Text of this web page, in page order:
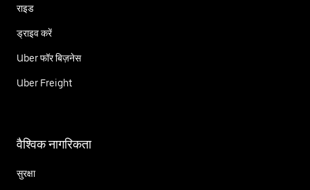
राइड
ड्राइव करें
Uber फॉर बिज़नेस
Uber Freight
वैश्विक नागरिकता
सुरक्षा